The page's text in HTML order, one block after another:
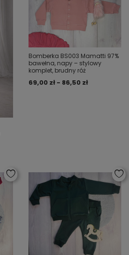
Bomberka BS003 Mamatti 97%
bawełna, napy – stylowy
komplet, brudny róż
69,00 zł - 86,50 zł